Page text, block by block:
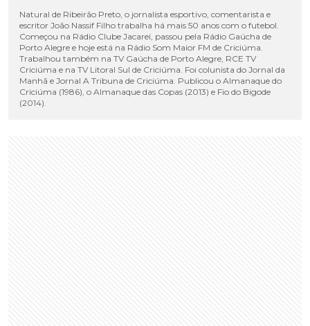
Natural de Ribeirão Preto, o jornalista esportivo, comentarista e
escritor João Nassif Filho trabalha há mais 50 anos com o futebol.
Começou na Rádio Clube Jacareí, passou pela Rádio Gaúcha de
Porto Alegre e hoje está na Rádio Som Maior FM de Criciúma.
Trabalhou também na TV Gaúcha de Porto Alegre, RCE TV
Criciúma e na TV Litoral Sul de Criciúma. Foi colunista do Jornal da
Manhã e Jornal A Tribuna de Criciúma. Publicou o Almanaque do
Criciúma (1986), o Almanaque das Copas (2013) e Fio do Bigode
(2014).